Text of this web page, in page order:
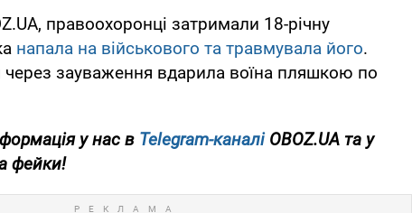
правоохоронці затримали 18-річну
напала на військового та травмувала його.
зауваження вдарила воїна пляшкою по
у нас в Telegram-каналіOBOZ.UA та у
фейки!